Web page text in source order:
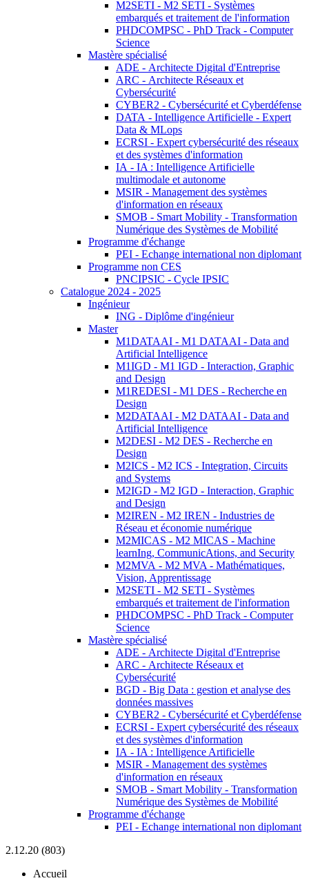
M2SETI - M2 SETI - Systèmes
embarqués et traitement de l'information
PHDCOMPSC - PhD Track - Computer
Science
Mastère spécialisé
ADE - Architecte Digital d'Entreprise
ARC - Architecte Réseaux et
Cybersécurité
CYBER2 - Cybersécurité et Cyberdéfense
DATA - Intelligence Artificielle - Expert
Data & MLops
ECRSI - Expert cybersécurité des réseaux
et des systèmes d'information
IA - IA : Intelligence Artificielle
multimodale et autonome
MSIR - Management des systèmes
d'information en réseaux
SMOB - Smart Mobility - Transformation
Numérique des Systèmes de Mobilité
Programme d'échange
PEI - Echange international non diplomant
Programme non CES
PNCIPSIC - Cycle IPSIC
Catalogue 2024 - 2025
Ingénieur
ING - Diplôme d'ingénieur
Master
M1DATAAI - M1 DATAAI - Data and
Artificial Intelligence
M1IGD - M1 IGD - Interaction, Graphic
and Design
M1REDESI - M1 DES - Recherche en
Design
M2DATAAI - M2 DATAAI - Data and
Artificial Intelligence
M2DESI - M2 DES - Recherche en
Design
M2ICS - M2 ICS - Integration, Circuits
and Systems
M2IGD - M2 IGD - Interaction, Graphic
and Design
M2IREN - M2 IREN - Industries de
Réseau et économie numérique
M2MICAS - M2 MICAS - Machine
learnIng, CommunicAtions, and Security
M2MVA - M2 MVA - Mathématiques,
Vision, Apprentissage
M2SETI - M2 SETI - Systèmes
embarqués et traitement de l'information
PHDCOMPSC - PhD Track - Computer
Science
Mastère spécialisé
ADE - Architecte Digital d'Entreprise
ARC - Architecte Réseaux et
Cybersécurité
BGD - Big Data : gestion et analyse des
données massives
CYBER2 - Cybersécurité et Cyberdéfense
ECRSI - Expert cybersécurité des réseaux
et des systèmes d'information
IA - IA : Intelligence Artificielle
MSIR - Management des systèmes
d'information en réseaux
SMOB - Smart Mobility - Transformation
Numérique des Systèmes de Mobilité
Programme d'échange
PEI - Echange international non diplomant
2.12.20 (803)
Accueil